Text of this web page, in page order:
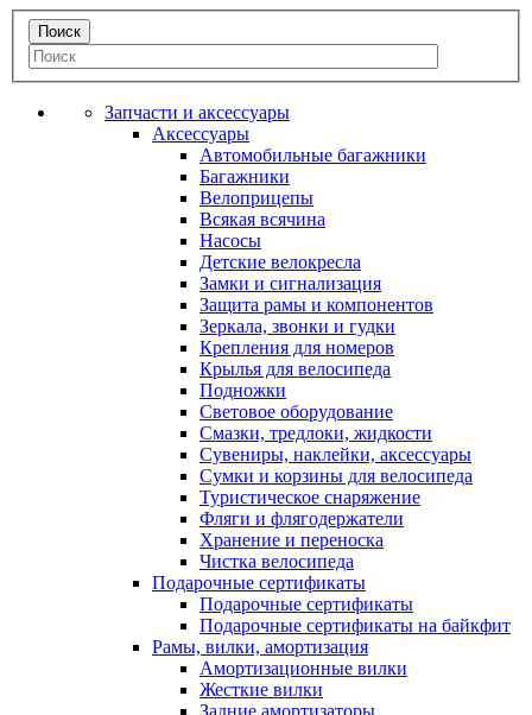
Запчасти и аксессуары
Аксессуары
Автомобильные багажники
Багажники
Велоприцепы
Всякая всячина
Насосы
Детские велокресла
Замки и сигнализация
Защита рамы и компонентов
Зеркала, звонки и гудки
Крепления для номеров
Крылья для велосипеда
Подножки
Световое оборудование
Смазки, тредлоки, жидкости
Сувениры, наклейки, аксессуары
Сумки и корзины для велосипеда
Туристическое снаряжение
Фляги и флягодержатели
Хранение и переноска
Чистка велосипеда
Подарочные сертификаты
Подарочные сертификаты
Подарочные сертификаты на байкфит
Рамы, вилки, амортизация
Амортизационные вилки
Жесткие вилки
Задние амортизаторы